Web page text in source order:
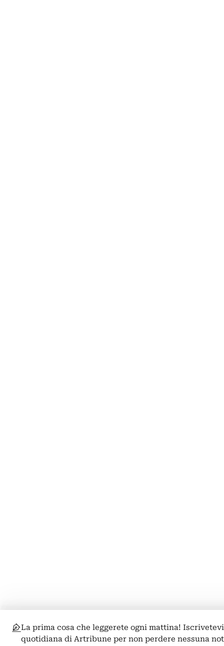
La prima cosa che leggerete ogni mattina!
quotidiana di Artribune per non perdere nessuna